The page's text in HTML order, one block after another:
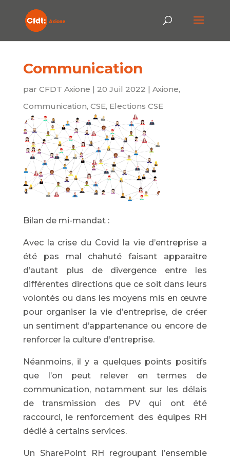
Communication
par CFDT Axione | 20 Juil 2022 | Axione,
Communication, CSE, Elections CSE
Bilan de mi-mandat :
Avec la crise du Covid la vie d’entreprise a
été pas mal chahuté faisant apparaitre
d’autant plus de divergence entre les
différentes directions que ce soit dans leurs
volontés ou dans les moyens mis en œuvre
pour organiser la vie d’entreprise, de créer
un sentiment d’appartenance ou encore de
renforcer la culture d’entreprise.
Néanmoins, il y a quelques points positifs
que l’on peut relever en termes de
communication, notamment sur les délais
de transmission des PV qui ont été
raccourci, le renforcement des équipes RH
dédié à certains services.
Un SharePoint RH regroupant l’ensemble